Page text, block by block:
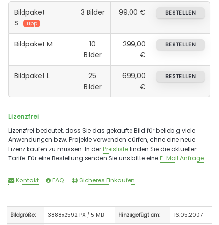
Bildpaket
S
Tipp
3 Bilder 99,00 € BESTELLEN
Bildpaket M
10
Bilder
299,00
€
BESTELLEN
Bildpaket L
25
Bilder
699,00
€
BESTELLEN
Lizenzfrei
Lizenzfrei bedeutet, dass Sie das gekaufte Bild für beliebig viele
Anwendungen bzw. Projekte verwenden dürfen, ohne eine neue
Lizenz kaufen zu müssen. In derPreislistefinden Sie die aktuellen
Tarife. Für eine Bestellung senden Sie uns bitte eineE-Mail Anfrage.
Kontakt FAQ Sicheres Einkaufen
Bildgröße: 3888x2592 PX / 5 MB Hinzugefügt am: 16.05.2007